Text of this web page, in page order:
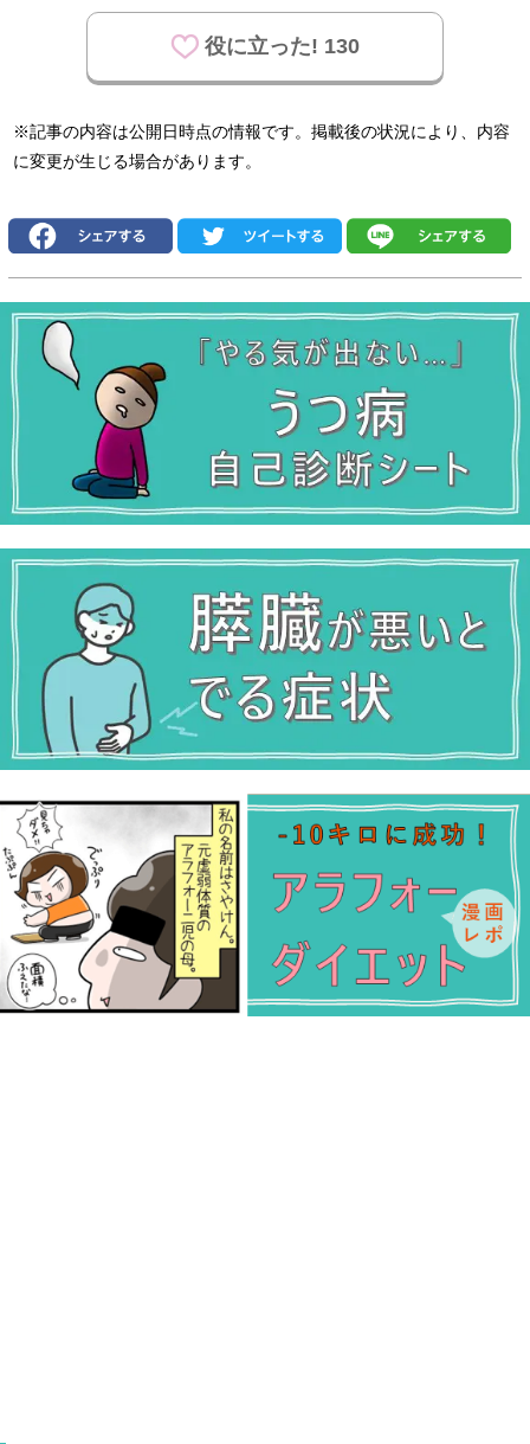
役に立った! 130
※記事の内容は公開日時点の情報です。掲載後の状況により、内容
に変更が生じる場合があります。